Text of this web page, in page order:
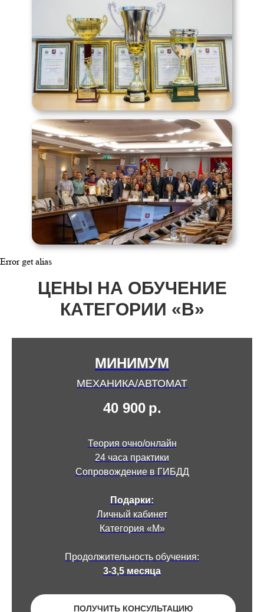
Error get alias
ЦЕНЫ НА ОБУЧЕНИЕ
КАТЕГОРИИ «В»
МИНИМУМ
МЕХАНИКА/АВТОМАТ
40 900 р.
Теория очно/онлайн
24 часа практики
Сопровождение в ГИБДД
Подарки:
Личный кабинет
Категория «М»
Продолжительность обучения:
3-3,5 месяца
ПОЛУЧИТЬ КОНСУЛЬТАЦИЮ